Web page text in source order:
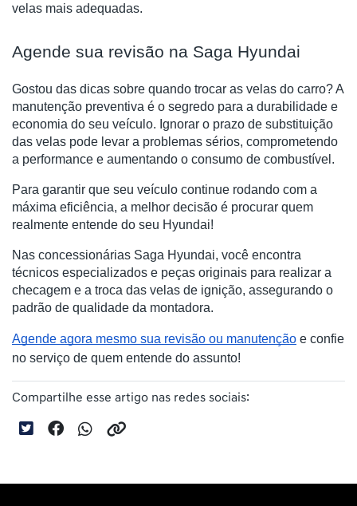
velas mais adequadas.
Agende sua revisão na Saga Hyundai
Gostou das dicas sobre quando trocar as velas do carro? A
manutenção preventiva é o segredo para a durabilidade e
economia do seu veículo. Ignorar o prazo de substituição
das velas pode levar a problemas sérios, comprometendo
a performance e aumentando o consumo de combustível.
Para garantir que seu veículo continue rodando com a
máxima eficiência, a melhor decisão é procurar quem
realmente entende do seu Hyundai!
Nas concessionárias Saga Hyundai, você encontra
técnicos especializados e peças originais para realizar a
checagem e a troca das velas de ignição, assegurando o
padrão de qualidade da montadora.
Agende agora mesmo sua revisão ou manutenção e confie
no serviço de quem entende do assunto!
Compartilhe esse artigo nas redes sociais: